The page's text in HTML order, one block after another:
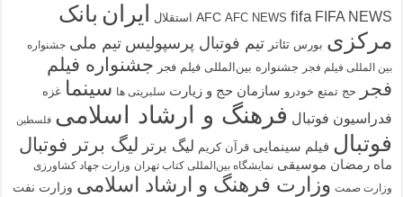
AFC AFC NEWS fifa FIFA NEWS استقلال ایران بانک
مرکزی بورس تئاتر تیم فوتبال پرسپولیس تیم ملی جشنواره
بین المللی فیلم فجر جشنواره بین‌المللی فیلم فجر جشنواره فیلم
فجر
حج تمتع خودرو سازمان حج و زیارت سلبریتی ها سینما غزه
فدراسیون فوتبال فرهنگ و ارشاد اسلامی فلسطین
فوتبال فیلم سینمایی قرآن کریم لیگ برتر لیگ برتر فوتبال
ماه رمضان موسیقی نمایشگاه بین‌المللی کتاب تهران وزارت جهاد کشاورزی
وزارت صمت وزارت فرهنگ و ارشاد اسلامی وزارت نفت